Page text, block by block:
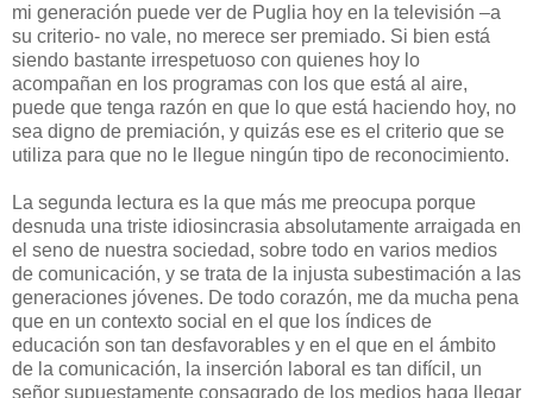
mi generación puede ver de Puglia hoy en la televisión –a
su criterio- no vale, no merece ser premiado. Si bien está
siendo bastante irrespetuoso con quienes hoy lo
acompañan en los programas con los que está al aire,
puede que tenga razón en que lo que está haciendo hoy, no
sea digno de premiación, y quizás ese es el criterio que se
utiliza para que no le llegue ningún tipo de reconocimiento.
La segunda lectura es la que más me preocupa porque
desnuda una triste idiosincrasia absolutamente arraigada en
el seno de nuestra sociedad, sobre todo en varios medios
de comunicación, y se trata de la injusta subestimación a las
generaciones jóvenes. De todo corazón, me da mucha pena
que en un contexto social en el que los índices de
educación son tan desfavorables y en el que en el ámbito
de la comunicación, la inserción laboral es tan difícil, un
señor supuestamente consagrado de los medios haga llegar